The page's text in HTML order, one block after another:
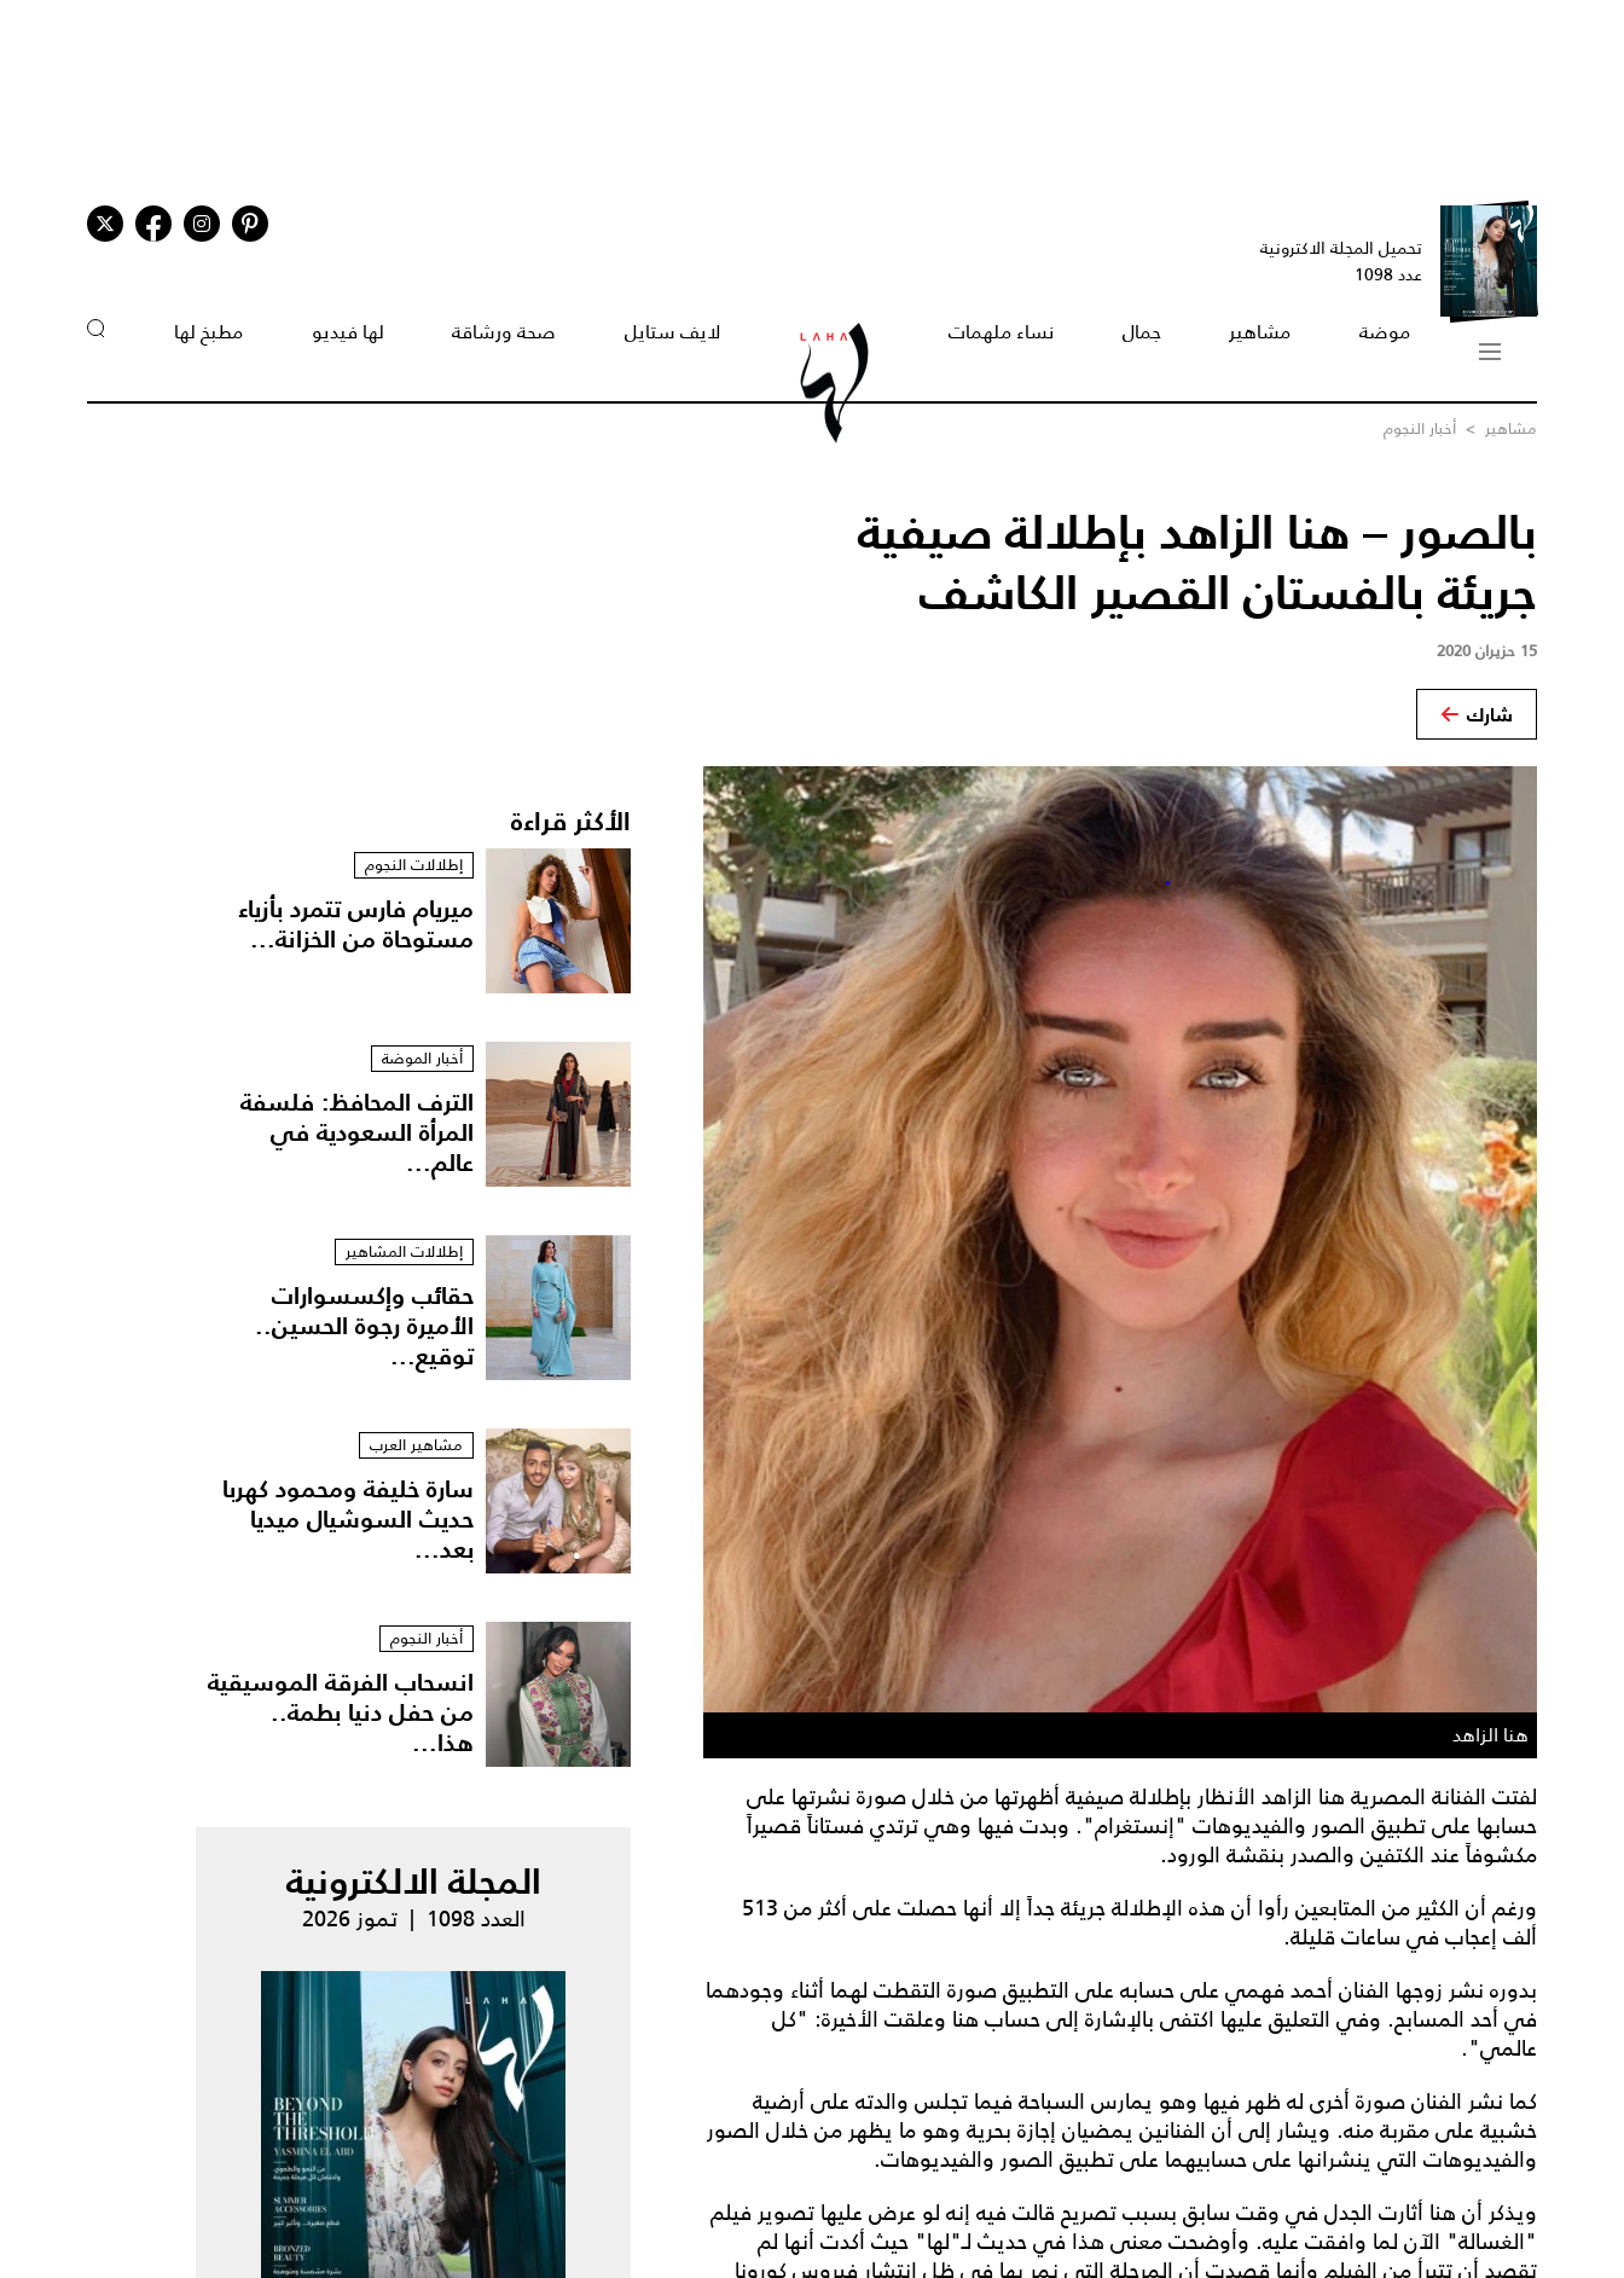
تحميل المجلة الاكترونية
عدد 1098
موضة مشاهير جمال نساء ملهمات لايف ستايل صحة ورشاقة لها فيديو مطبخ لها
مشاهير > أخبار النجوم
بالصور – هنا الزاهد بإطلالة صيفية
جريئة بالفستان القصير الكاشف
15 حزيران 2020
شارك
هنا الزاهد
لفتت الفنانة المصرية هنا الزاهد الأنظار بإطلالة صيفية أظهرتها من خلال صورة نشرتها على
حسابها على تطبيق الصور والفيديوهات "إنستغرام". وبدت فيها وهي ترتدي فستاناً قصيراً
مكشوفاً عند الكتفين والصدر بنقشة الورود.
ورغم أن الكثير من المتابعين رأوا أن هذه الإطلالة جريئة جداً إلا أنها حصلت على أكثر من 513
ألف إعجاب في ساعات قليلة.
بدوره نشر زوجها الفنان أحمد فهمي على حسابه على التطبيق صورة التقطت لهما أثناء وجودهما
في أحد المسابح. وفي التعليق عليها اكتفى بالإشارة إلى حساب هنا وعلقت الأخيرة: "كل
عالمي".
كما نشر الفنان صورة أخرى له ظهر فيها وهو يمارس السباحة فيما تجلس والدته على أرضية
خشبية على مقربة منه. ويشار إلى أن الفنانين يمضيان إجازة بحرية وهو ما يظهر من خلال الصور
والفيديوهات التي ينشرانها على حسابيهما على تطبيق الصور والفيديوهات.
ويذكر أن هنا أثارت الجدل في وقت سابق بسبب تصريح قالت فيه إنه لو عرض عليها تصوير فيلم
"الغسالة" الآن لما وافقت عليه. وأوضحت معنى هذا في حديث لـ"لها" حيث أكدت أنها لم
تقصد أن تتبرأ من الفيلم وأنها قصدت أن المرحلة التي نمر بها في ظل انتشار فيروس كورونا
الأكثر قراءة
إطلالات النجوم
ميريام فارس تتمرد بأزياء
مستوحاة من الخزانة...
أخبار الموضة
الترف المحافظ: فلسفة
المرأة السعودية في
عالم...
إطلالات المشاهير
حقائب وإكسسوارات
الأميرة رجوة الحسين..
توقيع...
مشاهير العرب
سارة خليفة ومحمود كهربا
حديث السوشيال ميديا
بعد...
أخبار النجوم
انسحاب الفرقة الموسيقية
من حفل دنيا بطمة..
هذا...
المجلة الالكترونية
العدد 1098 | تموز 2026